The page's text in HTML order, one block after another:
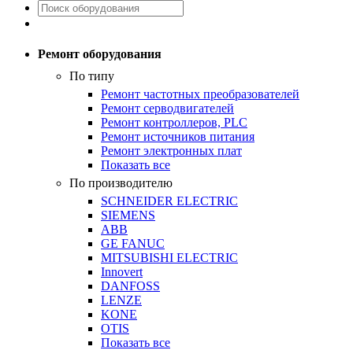
Ремонт оборудования
По типу
Ремонт частотных преобразователей
Ремонт серводвигателей
Ремонт контроллеров, PLC
Ремонт источников питания
Ремонт электронных плат
Показать все
По производителю
SCHNEIDER ELECTRIC
SIEMENS
ABB
GE FANUC
MITSUBISHI ELECTRIC
Innovert
DANFOSS
LENZE
KONE
OTIS
Показать все